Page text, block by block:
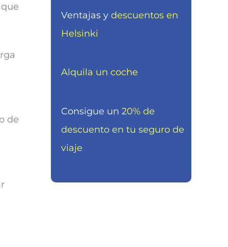
de
Ventajas y descuentos en
Helsinki
Alquila un coche
Consigue un 20% de
descuento en tu seguro de
viaje